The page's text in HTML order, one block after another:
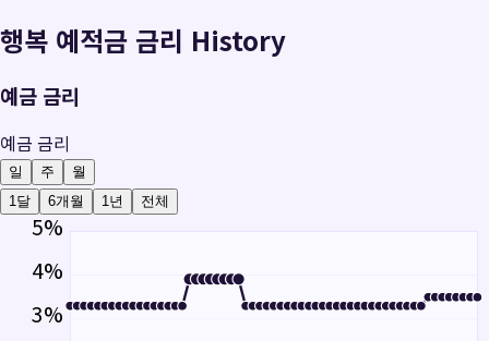
행복 예적금 금리 History
예금 금리
예금 금리
일 주
월
1달
6개월 1년 전체
5%
4%
3%